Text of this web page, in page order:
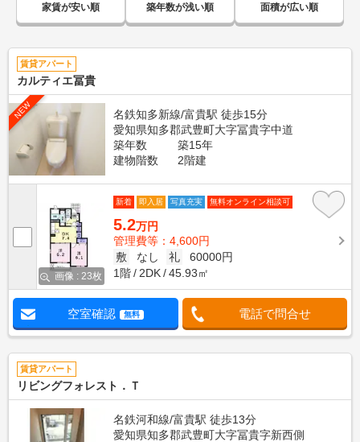
家賃が安い順 築年数が浅い順 面積が広い順
賃貸アパート
カルティエ冨貴
NEW
名鉄知多新線/富貴駅 徒歩15分
愛知県知多郡武豊町大字冨貴字中道
築年数
築15年
建物階数
2階建
画像 : 23枚
新着 即入居 写真充実 無料オンライン相談可
5.2万円
管理費等：4,600円
敷
なし 礼
60000円
1階
2DK 45.93㎡
空室確認 無料 電話で問合せ
賃貸アパート
リビングフォレスト．Ｔ
名鉄河和線/富貴駅 徒歩13分
愛知県知多郡武豊町大字冨貴字新西側